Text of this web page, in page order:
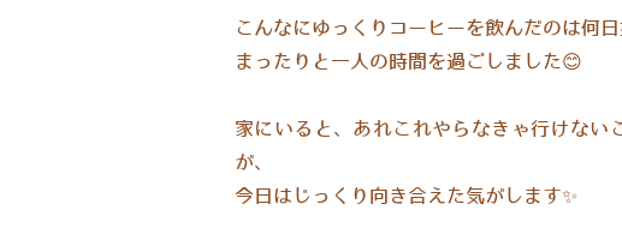
こんなにゆっくりコーヒーを飲んだのは何
まったりと一人の時間を過ごしました😊
家にいると、あれこれやらなきゃ行けな
が、
今日はじっくり向き合えた気がします✨